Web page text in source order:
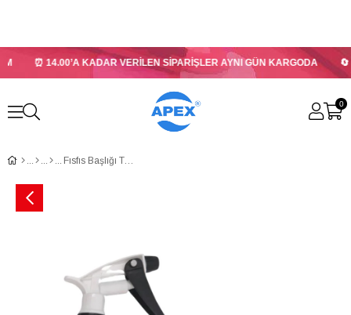
⏰ 14.00’A KADAR VERİLEN SİPARİŞLER AYNI GÜN KARGODA 🔄
0
Fısfıs Başlığı Toptan Beyaz